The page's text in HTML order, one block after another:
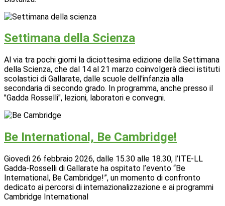
Settimana della Scienza
Al via tra pochi giorni la diciottesima edizione della Settimana
della Scienza, che dal 14 al 21 marzo coinvolgerà dieci istituti
scolastici di Gallarate, dalle scuole dell'infanzia alla
secondaria di secondo grado. In programma, anche presso il
"Gadda Rosselli", lezioni, laboratori e convegni.
Be International, Be Cambridge!
Giovedì 26 febbraio 2026, dalle 15.30 alle 18.30, l’ITE-LL
Gadda-Rosselli di Gallarate ha ospitato l’evento “Be
International, Be Cambridge!”, un momento di confronto
dedicato ai percorsi di internazionalizzazione e ai programmi
Cambridge International